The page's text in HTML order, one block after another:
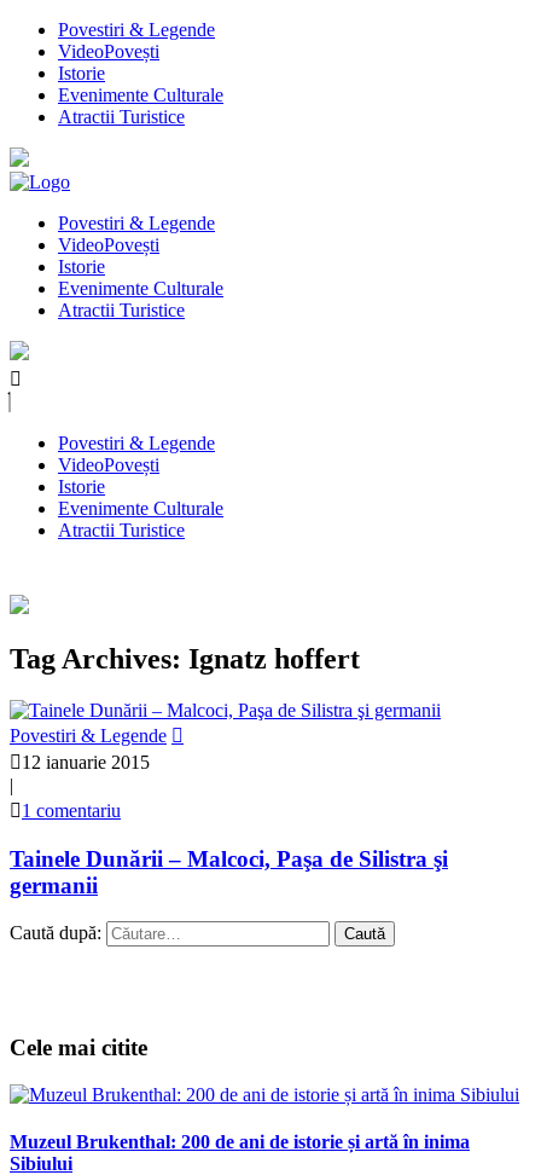
Povestiri & Legende
VideoPovești
Istorie
Evenimente Culturale
Atractii Turistice
Povestiri & Legende
VideoPovești
Istorie
Evenimente Culturale
Atractii Turistice
Povestiri & Legende
VideoPovești
Istorie
Evenimente Culturale
Atractii Turistice
Tag Archives: Ignatz hoffert
Povestiri & Legende
12 ianuarie 2015
|
1 comentariu
Tainele Dunării – Malcoci, Paşa de Silistra şi
germanii
Caută după:
Cele mai citite
Muzeul Brukenthal: 200 de ani de istorie și artă în inima
Sibiului